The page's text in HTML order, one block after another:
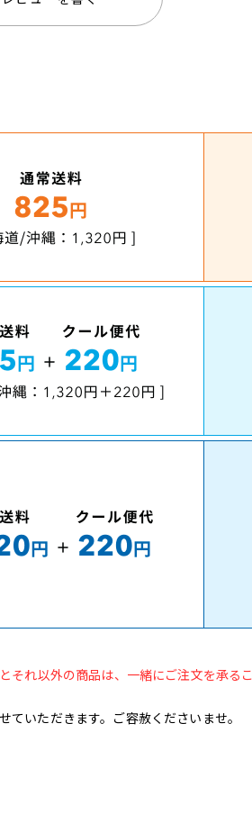
それ以外の商品は、一緒にご注文を承る
ていただきます。ご容赦くださいませ。